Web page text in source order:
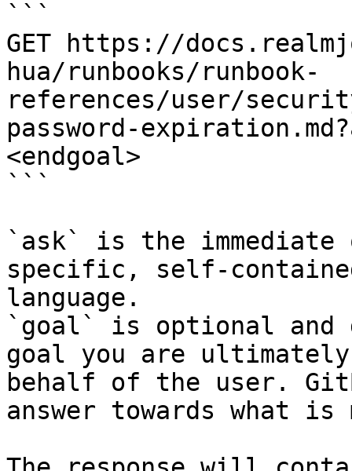
```
GET https://
hua/runbooks/runbook-
references/user/
password-
<endgoal>
```
`ask` is the
specific, self-
language.
`goal` is optional and
goal you are
behalf of the user.
answer towards what